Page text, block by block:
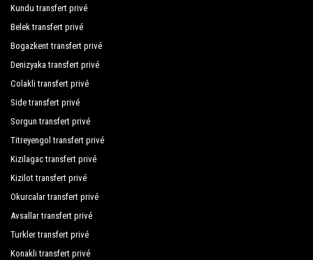
Paradise Town Villas
Pascha Hotel
Regnum Carya Golf Spa Resort
Rixos Premium Belek
Robinson Club Nobilis
Royal Heaven Villas
Selectum Luxury Resort
Zeynep Hotel
Kundu transfert privé
Belek transfert privé
Bogazkent transfert privé
Denizyaka transfert privé
Colakli transfert privé
Side transfert privé
Sorgun transfert privé
Titreyengol transfert privé
Kizilagac transfert privé
Kizilot transfert privé
Okurcalar transfert privé
Avsallar transfert privé
Turkler transfert privé
Konakli transfert privé